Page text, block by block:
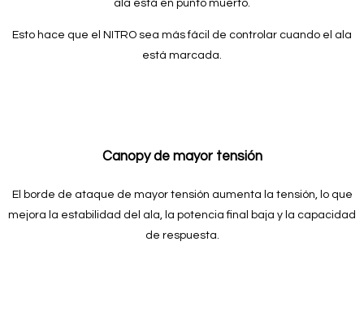
ala está en punto muerto.
Esto hace que el NITRO sea más fácil de controlar cuando el ala
está marcada.
Canopy de mayor tensión
El borde de ataque de mayor tensión aumenta la tensión, lo que
mejora la estabilidad del ala, la potencia final baja y la capacidad
de respuesta.